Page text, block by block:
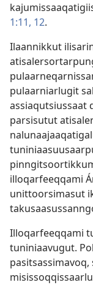
1:11, 12.
Ilaannikkut
pulaarniarlugit
assiaqutsiussaat
parsisutut
illoqarfeeqqami
unittoorsimasut
Illoqarfeeqqami
tuniniaavugut.